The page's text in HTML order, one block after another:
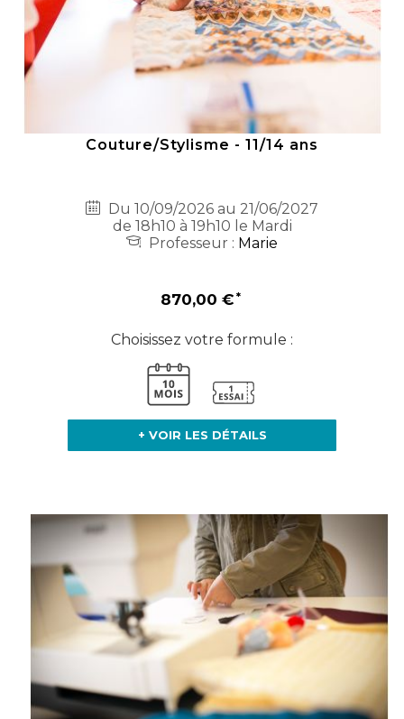
Couture/Stylisme - 11/14 ans
Du 10/09/2026 au 21/06/2027
de 18h10 à 19h10 le Mardi
Professeur : Marie
870,00 €
Choisissez votre formule :
+ VOIR LES DÉTAILS